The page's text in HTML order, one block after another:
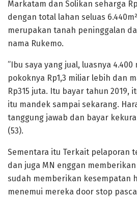
Markatam dan Solikan seharga
dengan total lahan seluas
merupakan tanah peninggalan
nama Rukemo.
”Ibu saya yang jual, luasnya 4.400
pokoknya Rp1,3 miliar lebih dan
Rp315 juta. Itu bayar tahun 2019,
itu mandek sampai sekarang.
tanggung jawab dan bayar
(53).
Sementara itu Terkait pelaporan
dan juga MN enggan
sudah memberikan kesempatan
menemui mereka door stop